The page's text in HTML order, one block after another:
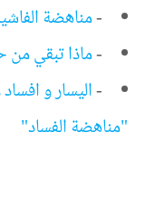
-مناهضة
-ماذا تبقي من
-اليسار و
"مناهضة الفساد"